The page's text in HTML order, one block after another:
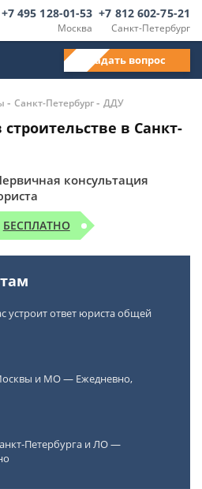
Москва
+7 495 128-01-53
Санкт-Петербург
+7 812 602-75-21
Задать вопрос
- Санкт-Петербург- ДДУ
в Санкт-
консультация
БЕСПЛАТНО
устроит ответ юриста общей
и МО — Ежедневно,
Петербурга и ЛО —